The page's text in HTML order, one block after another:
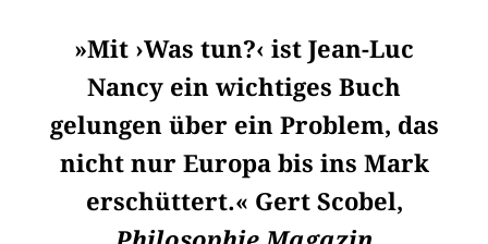
»Mit ›Was tun?‹ ist Jean-Luc
Nancy ein wichtiges Buch
gelungen über ein Problem, das
nicht nur Europa bis ins Mark
erschüttert.« Gert Scobel,